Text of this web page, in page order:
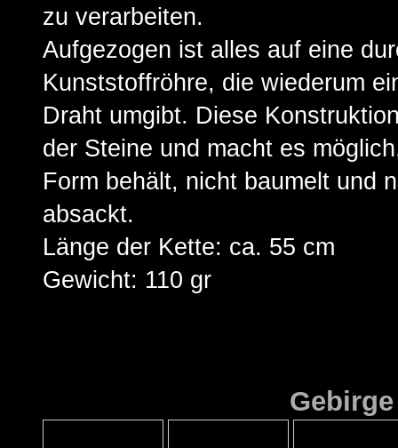
zu verarbeiten.
Aufgezogen ist alles auf eine
Kunststoffröhre, die wiederum
Draht umgibt. Diese
der Steine und macht es
Form behält, nicht baumelt und
absackt.
Länge der Kette: ca. 55 cm
Gewicht: 110 gr
Gebirge